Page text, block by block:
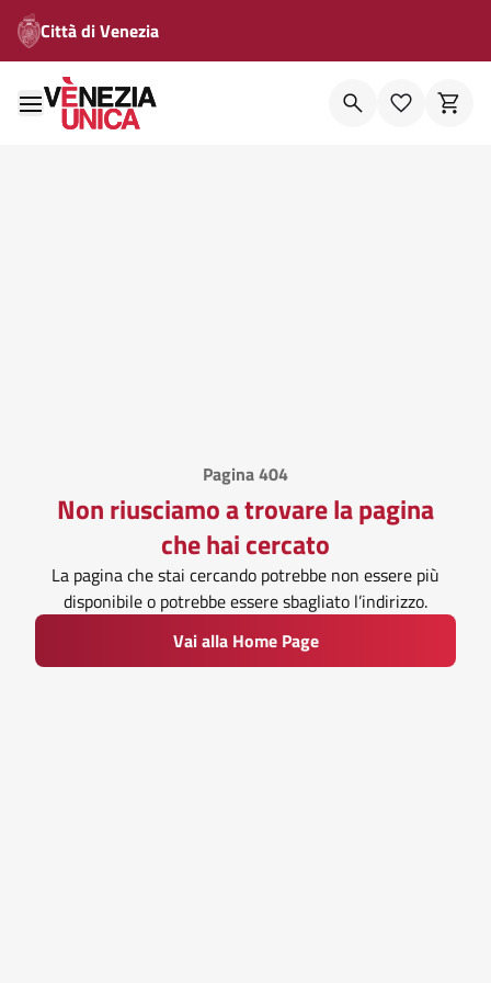
Città di Venezia
Pagina 404
Non riusciamo a trovare la pagina
che hai cercato
La pagina che stai cercando potrebbe non essere più
disponibile o potrebbe essere sbagliato l’indirizzo.
Vai alla Home Page